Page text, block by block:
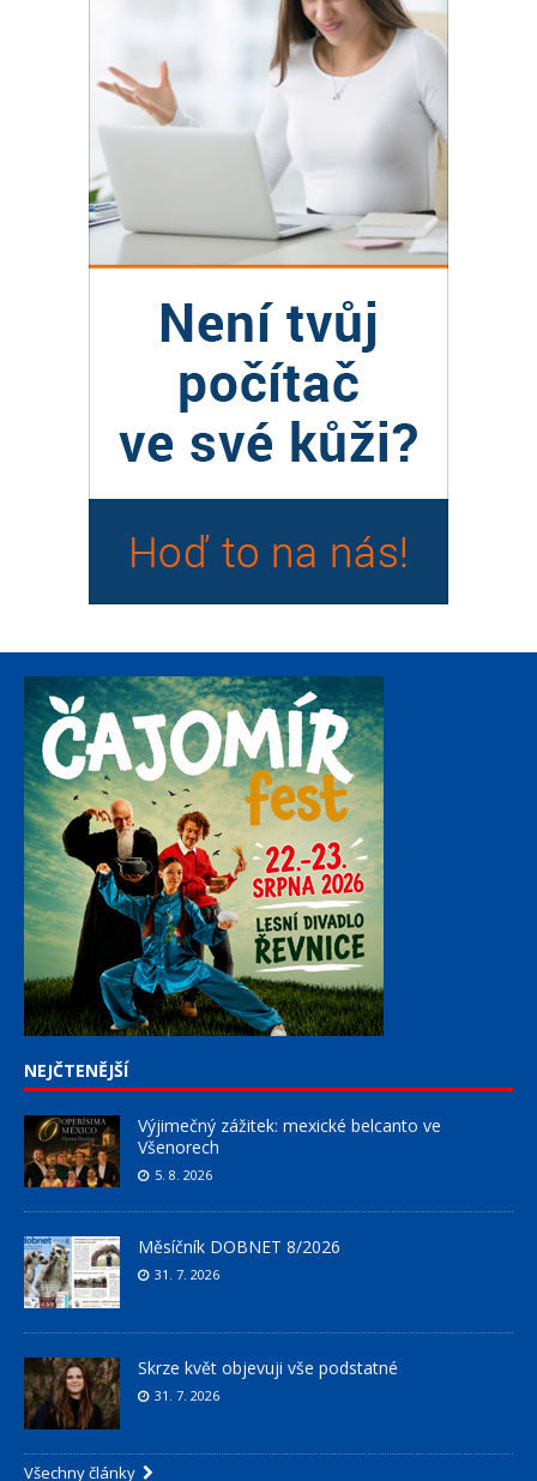
NEJČTENĚJŠÍ
Výjimečný zážitek: mexické belcanto ve
Všenorech
5. 8. 2026
Měsíčník DOBNET 8/2026
31. 7. 2026
Skrze květ objevuji vše podstatné
31. 7. 2026
Všechny články